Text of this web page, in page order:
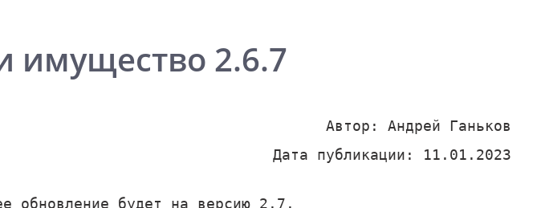
имущество 2.6.7
Автор: Андрей Ганьков
Дата публикации: 11.01.2023
обновление будет на версию 2.7.